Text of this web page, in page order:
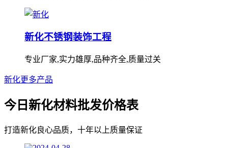
新化不锈钢装饰工程
专业厂家,实力雄厚,品种齐全,质量过关
新化更多产品
今日新化材料批发价格表
打造新化良心品质，十年以上质量保证